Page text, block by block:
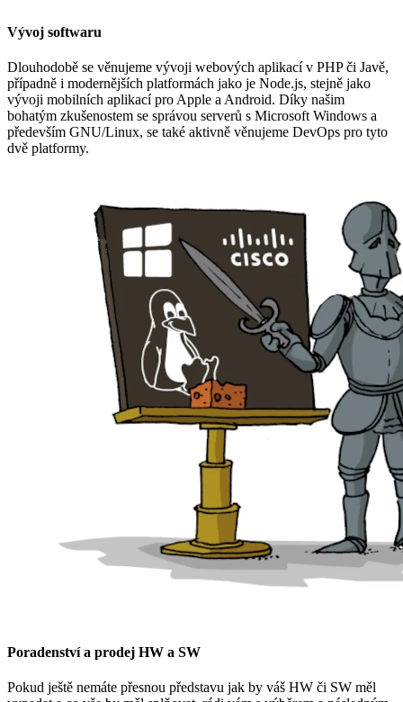
Vývoj softwaru
Dlouhodobě se věnujeme vývoji webových aplikací v PHP či Javě,
případně i modernějších platformách jako je Node.js, stejně jako
vývoji mobilních aplikací pro Apple a Android. Díky našim
bohatým zkušenostem se správou serverů s Microsoft Windows a
především GNU/Linux, se také aktivně věnujeme DevOps pro tyto
dvě platformy.
Poradenství a prodej HW a SW
Pokud ještě nemáte přesnou představu jak by váš HW či SW měl